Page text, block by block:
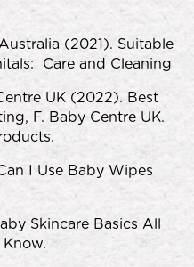
(2021). Suitable
Care and Cleaning
UK (2022). Best
F. Baby Centre UK.
I Use Baby Wipes
Skincare Basics All